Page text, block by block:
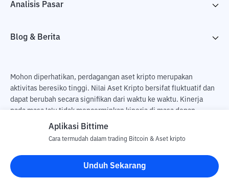
Analisis Pasar
Blog & Berita
Mohon diperhatikan, perdagangan aset kripto merupakan
aktivitas beresiko tinggi. Nilai Aset Kripto bersifat fluktuatif dan
dapat berubah secara signifikan dari waktu ke waktu. Kinerja
pada masa lalu tidak mencerminkan kinerja di masa depan.
Terdapat risiko kehilangan sebagai dampak dari membeli dan
pengguna. PT Utama Aset Digital Indonesia (Bittime) tidak
bertanggung jawab atas perubahan fluktuasi dari nilai tukar Aset
Kripto.
Aplikasi Bittime
Cara termudah dalam trading Bitcoin & Aset kripto
Unduh Sekarang